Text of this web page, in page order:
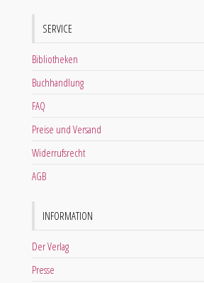
SERVICE
Bibliotheken
Buchhandlung
FAQ
Preise und Versand
Widerrufsrecht
AGB
INFORMATION
Der Verlag
Presse